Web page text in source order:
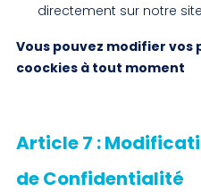
directement sur notre
Vous pouvez modifier vos
coockies à tout moment
Article 7 :
de Confidentialité